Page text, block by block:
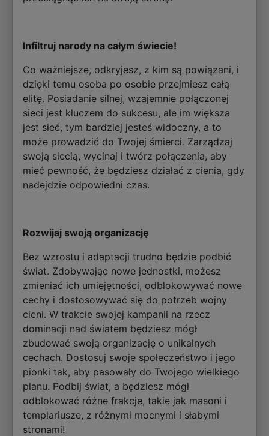
Infiltruj narody na całym świecie!
Co ważniejsze, odkryjesz, z kim są powiązani, i
dzięki temu osoba po osobie przejmiesz całą
elitę. Posiadanie silnej, wzajemnie połączonej
sieci jest kluczem do sukcesu, ale im większa
jest sieć, tym bardziej jesteś widoczny, a to
może prowadzić do Twojej śmierci. Zarządzaj
swoją siecią, wycinaj i twórz połączenia, aby
mieć pewność, że będziesz działać z cienia, gdy
nadejdzie odpowiedni czas.
Rozwijaj swoją organizację
Bez wzrostu i adaptacji trudno będzie podbić
świat. Zdobywając nowe jednostki, możesz
zmieniać ich umiejętności, odblokowywać nowe
cechy i dostosowywać się do potrzeb wojny
cieni. W trakcie swojej kampanii na rzecz
dominacji nad światem będziesz mógł
zbudować swoją organizację o unikalnych
cechach. Dostosuj swoje społeczeństwo i jego
pionki tak, aby pasowały do Twojego wielkiego
planu. Podbij świat, a będziesz mógł
odblokować różne frakcje, takie jak masoni i
templariusze, z różnymi mocnymi i słabymi
stronami!